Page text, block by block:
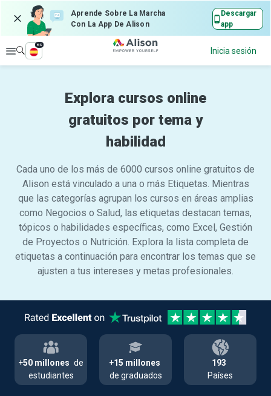
Aprende Sobre La Marcha
Con La App De Alison
Descargar
app
Explorar
es
Inicia sesión
Explora cursos online
gratuitos por tema y
habilidad
Cada uno de los más de 6000 cursos online gratuitos de
Alison está vinculado a una o más Etiquetas. Mientras
que las categorías agrupan los cursos en áreas amplias
como Negocios o Salud, las etiquetas destacan temas,
tópicos o habilidades específicas, como Excel, Gestión
de Proyectos o Nutrición. Explora la lista completa de
etiquetas a continuación para encontrar los temas que se
ajusten a tus intereses y metas profesionales.
+50 millones de
estudiantes
+15 millones
de graduados
193
Países